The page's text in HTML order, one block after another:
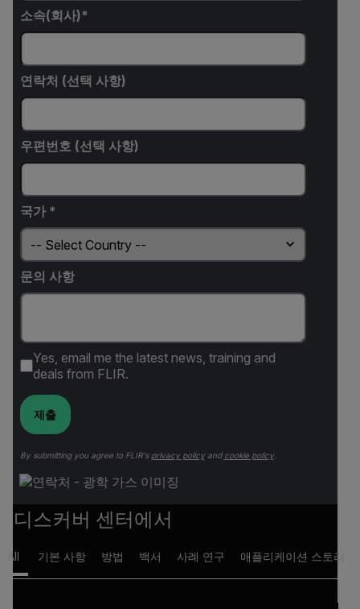
소속(회사)
연락처 (선택 사항)
우편번호 (선택 사항)
국가 *
문의 사항
Yes, email me the latest news, training and
deals from FLIR.
제출
By submitting you agree to FLIR's privacy policyand cookie policy.
디스커버 센터에서
All 기본 사항 방법 백서 사례 연구 애플리케이션 스토리